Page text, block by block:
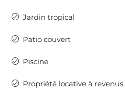
Jardin tropical
Patio couvert
Piscine
Propriété locative à revenus